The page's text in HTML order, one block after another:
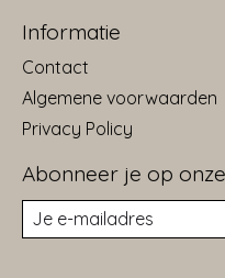
Informatie
Contact
Algemene voorwaarden
Privacy Policy
Abonneer je op